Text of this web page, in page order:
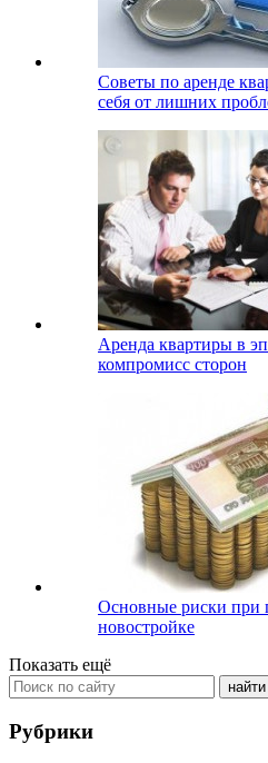
Советы по аренде
себя от лишних
Аренда квартиры в
компромисс сторон
Основные риски при
новостройке
Показать ещё
Рубрики